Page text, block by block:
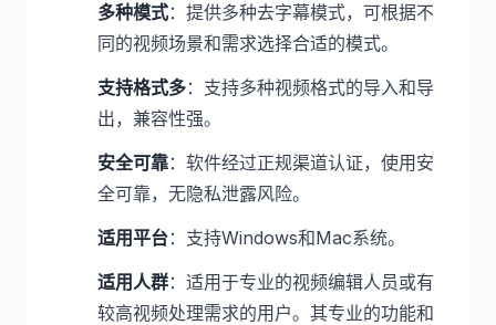
多种模式：提供多种去字幕模式，可根据不
同的视频场景和需求选择合适的模式。
支持格式多：支持多种视频格式的导入和导
出，兼容性强。
安全可靠：软件经过正规渠道认证，使用安
全可靠，无隐私泄露风险。
适用平台：支持Windows和Mac系统。
适用人群：适用于专业的视频编辑人员或有
较高视频处理需求的用户。其专业的功能和